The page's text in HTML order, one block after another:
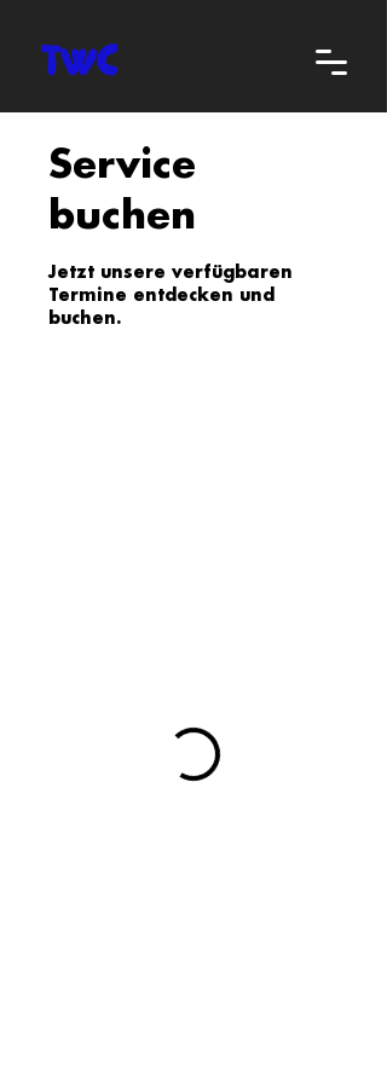
Service
buchen
Jetzt unsere verfügbaren
Termine entdecken und
buchen.